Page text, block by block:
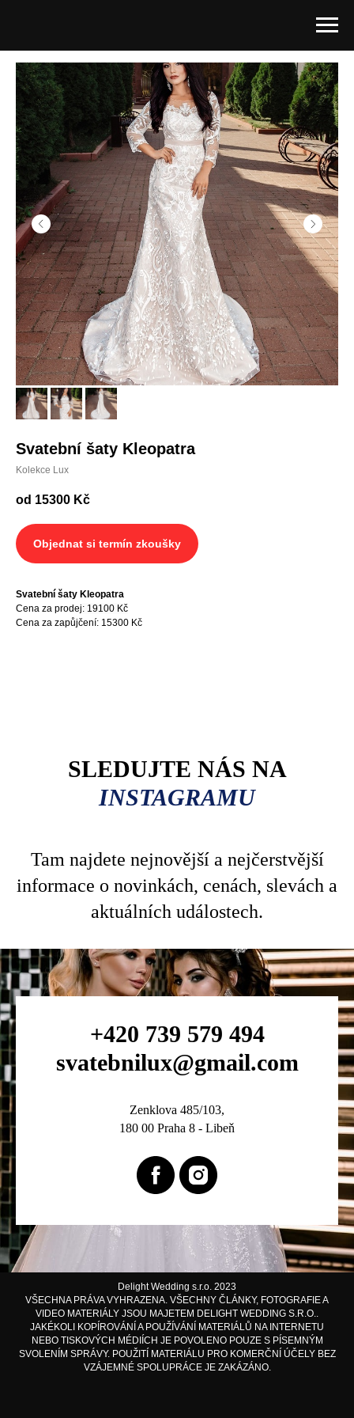
Svatební šaty Kleopatra
Kolekce Lux
od 15300 Kč
Objednat si termín zkoušky
Svatební šaty Kleopatra
Cena za prodej: 19100 Kč
Cena za zapůjčení: 15300 Kč
SLEDUJTE NÁS NA
INSTAGRAMU
Tam najdete nejnovější a nejčerstvější
informace o novinkách, cenách, slevách a
aktuálních událostech.
+420 739 579 494
svatebnilux@gmail.com
Zenklova 485/103,
180 00 Praha 8 - Libeň
Delight Wedding s.r.o. 2023
VŠECHNA PRÁVA VYHRAZENA. VŠECHNY ČLÁNKY, FOTOGRAFIE A
VIDEO MATERIÁLY JSOU MAJETEM DELIGHT WEDDING S.R.O..
JAKÉKOLI KOPÍROVÁNÍ A POUŽÍVÁNÍ MATERIÁLŮ NA INTERNETU
NEBO TISKOVÝCH MÉDIÍCH JE POVOLENO POUZE S PÍSEMNÝM
SVOLENÍM SPRÁVY. POUŽITÍ MATERIÁLU PRO KOMERČNÍ ÚČELY BEZ
VZÁJEMNÉ SPOLUPRÁCE JE ZAKÁZÁNO.